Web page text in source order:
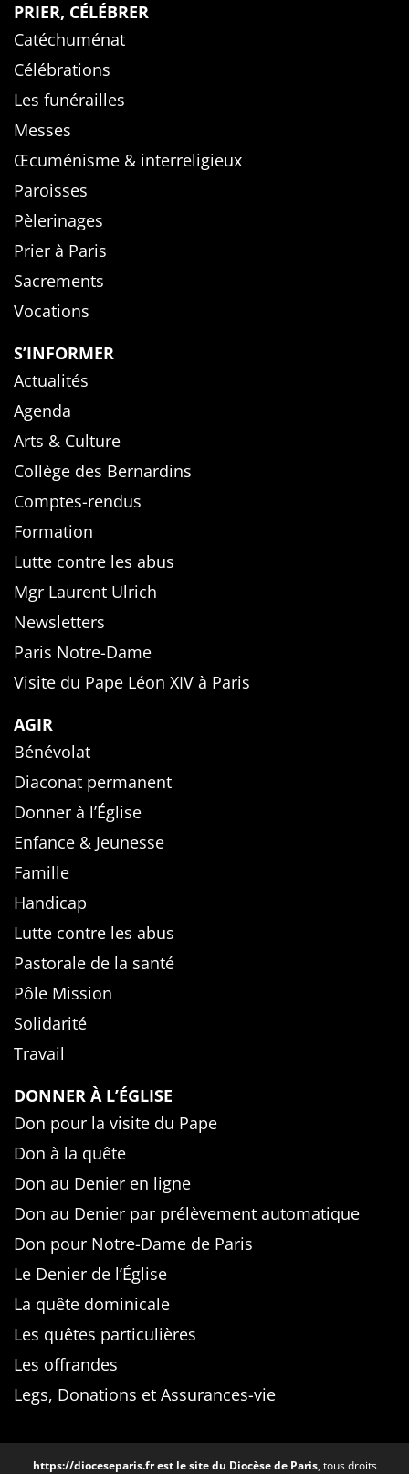
PRIER, CÉLÉBRER
Catéchuménat
Célébrations
Les funérailles
Messes
Œcuménisme & interreligieux
Paroisses
Pèlerinages
Prier à Paris
Sacrements
Vocations
S’INFORMER
Actualités
Agenda
Arts & Culture
Collège des Bernardins
Comptes-rendus
Formation
Lutte contre les abus
Mgr Laurent Ulrich
Newsletters
Paris Notre-Dame
Visite du Pape Léon XIV à Paris
AGIR
Bénévolat
Diaconat permanent
Donner à l’Église
Enfance & Jeunesse
Famille
Handicap
Lutte contre les abus
Pastorale de la santé
Pôle Mission
Solidarité
Travail
DONNER À L’ÉGLISE
Don pour la visite du Pape
Don à la quête
Don au Denier en ligne
Don au Denier par prélèvement automatique
Don pour Notre-Dame de Paris
Le Denier de l’Église
La quête dominicale
Les quêtes particulières
Les offrandes
Legs, Donations et Assurances-vie
https://dioceseparis.frest le site du Diocèse de Paris, tous droits